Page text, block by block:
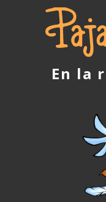
En la